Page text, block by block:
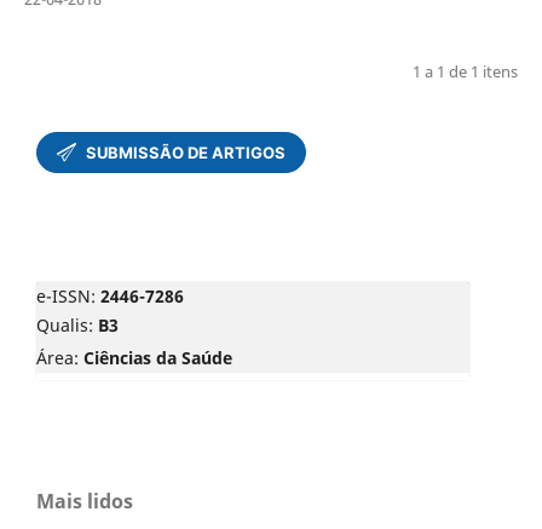
1 a 1 de 1 itens
e-ISSN: 2446-7286
Qualis: B3
Área: Ciências da Saúde
Mais lidos